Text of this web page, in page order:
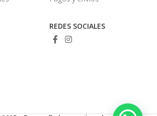
REDES SOCIALES